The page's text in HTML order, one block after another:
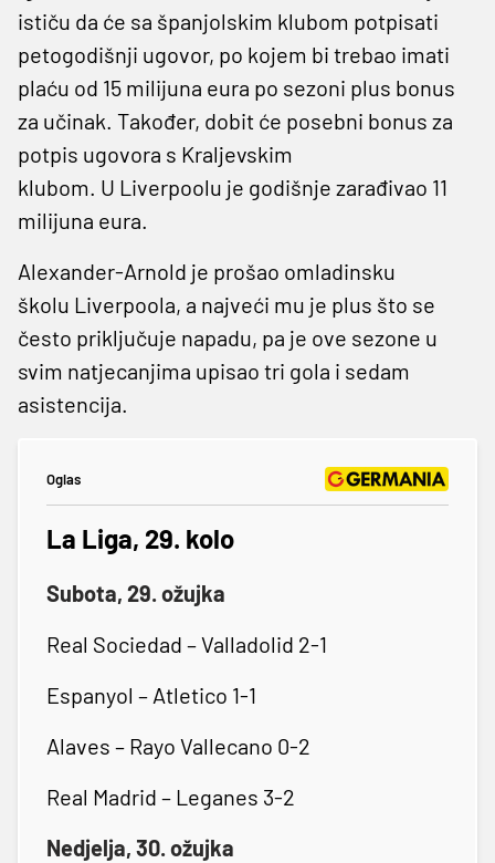
ističu da će sa španjolskim klubom potpisati
petogodišnji ugovor, po kojem bi trebao imati
plaću od 15 milijuna eura po sezoni plus bonus
za učinak. Također, dobit će posebni bonus za
potpis ugovora s Kraljevskim
klubom. U Liverpoolu je godišnje zarađivao 11
milijuna eura.
Alexander-Arnold je prošao omladinsku
školu Liverpoola, a najveći mu je plus što se
često priključuje napadu, pa je ove sezone u
svim natjecanjima upisao tri gola i sedam
asistencija.
Oglas
La Liga, 29. kolo
Subota, 29. ožujka
Real Sociedad – Valladolid 2-1
Espanyol – Atletico 1-1
Alaves – Rayo Vallecano 0-2
Real Madrid – Leganes 3-2
Nedjelja, 30. ožujka